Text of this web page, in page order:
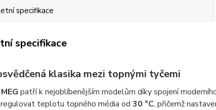
specifikace
specifikace
klasika mezi topnými tyčemi
MEG patří k nejoblíbenějším modelům díky spojení
teplotu topného média od 30 °C, přičemž